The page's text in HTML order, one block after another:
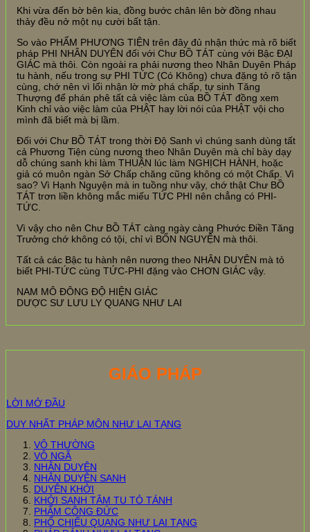
Khi vừa đến bờ bên kia, đồng bước chân lên bờ đồng nhau
thảy đều nở một nụ cười bất tận.
So vào PHẨM PHƯƠNG TIỆN trên đây đủ nhận thức mà rõ biết
pháp PHI NHÂN DUYÊN đối với Chư BỒ TÁT cùng với Bậc ĐẠI
GIÁC mà thôi. Còn ngoài ra phải nương theo Nhân Duyên Pháp
tu hành, nếu trong sự PHI TỨC (Có Không) chưa đặng tỏ rõ tận
cùng, chớ nên vì lối nhận lờ mờ phá chấp, tự sinh Tăng
Thượng để phán phê tất cả việc làm của BỒ TÁT đồng xem
Kinh chỉ vào việc làm của PHẬT hay lời nói của PHẬT vội cho
mình đã biết mà bị lầm.
Đối với Chư BỒ TÁT trong thời Độ Sanh vì chúng sanh dùng tất
cả Phương Tiện cùng nương theo Nhân Duyên mà chỉ bày dạy
dỗ chúng sanh khi làm THUẬN lúc làm NGHỊCH HÀNH, hoặc
giả có muôn ngàn Sở Chấp chăng cũng không có một Chấp. Vì
sao? Vì Hạnh Nguyện mà in tuồng như vậy, chớ thật Chư BỒ
TÁT trơn liền không mắc miếu TỨC PHI nên chẳng có PHI-
TỨC.
Vì vậy cho nên Chư BỒ TÁT càng ngày càng Phước Điền Tăng
Trưởng chớ không có tội, chỉ vì BỔN NGUYỆN mà thôi.
Tất cả các Bậc tu hành nên nương theo NHÂN DUYÊN mà tỏ
biết PHI-TỨC cùng TỨC-PHI đặng vào CHƠN GIÁC vậy.
NAM MÔ ĐÔNG ĐỘ HIỆN GIÁC
DƯỢC SƯ LƯU LY QUANG NHƯ LAI
GIÁO PHÁP
LỜI MỞ ĐẦU
DUY NHẤT PHÁP MÔN NHƯ LAI TẠNG
VÔ THƯỜNG
VÔ NGÃ
NHÂN DUYÊN
NHÂN DUYÊN SANH
DUYÊN KHỞI
KHỞI SANH TÂM TU TỎ TÁNH
PHẨM CÔNG ĐỨC
PHỔ CHIẾU QUANG NHƯ LAI TẠNG